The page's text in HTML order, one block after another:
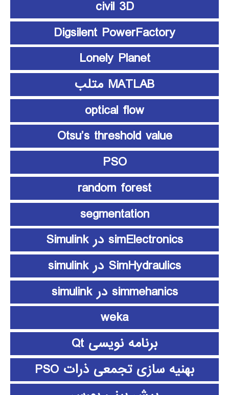
civil 3D
Digsilent PowerFactory
Lonely Planet
MATLAB متلب
optical flow
Otsu’s threshold value
PSO
random forest
segmentation
simElectronics در Simulink
SimHydraulics در simulink
simmehanics در simulink
weka
برنامه نویسی Qt
بهنیه سازی تجمعی ذرات PSO